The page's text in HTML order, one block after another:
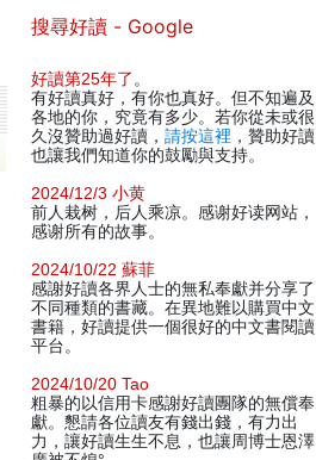
搜尋好讀 - Google
好讀第25年了 。
有好讀真好，有你也真好。但不知遍及
各地的你，究竟有多少。若你從未或很
久沒贊助過好讀， 請按這裡 ，贊助好讀
也讓我們知道你的鼓勵與支持。
2024/12/3 小黄
前人栽树，后人乘凉。感谢好读网站，
感谢所有的故事。
2024/10/22 蘇菲
感謝好讀各界人士的無私奉獻并分享了
不同種類的書藏。在異地難以購買中文
書籍，好讀提供一個很好的中文書閱讀
平台。
2024/10/20 Tao
粗暴的以信用卡感謝好讀團隊的無償奉
獻。懇請各位讀友有錢出錢，有力出
力，讓好讀生生不息，也讓周博士恩澤